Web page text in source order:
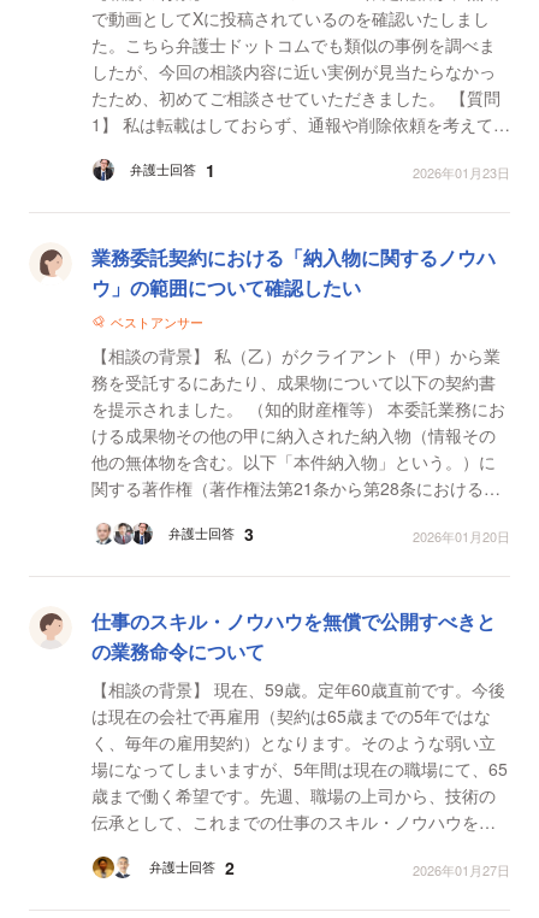
で動画としてXに投稿されているのを確認いたしまし
た。こちら弁護士ドットコムでも類似の事例を調べま
したが、今回の相談内容に近い実例が見当たらなかっ
たため、初めてご相談させていただきました。 【質問
1】 私は転載はしておらず、通報や削除依頼を考えてい
りま...弁護士回答 1 2026年01月23日
業務委託契約における「納入物に関するノウハ
ウ」の範囲について確認したい
ベストアンサー
【相談の背景】 私（乙）がクライアント（甲）から業
務を受託するにあたり、成果物について以下の契約書
を提示されました。 （知的財産権等） 本委託業務にお
ける成果物その他の甲に納入された納入物（情報その
他の無体物を含む。以下「本件納入物」という。）に
関する著作権（著作権法第21条から第28条における各
権、...
弁護士回答 3 2026年01月20日
仕事のスキル・ノウハウを無償で公開すべきと
の業務命令について
【相談の背景】 現在、59歳。定年60歳直前です。今後
は現在の会社で再雇用（契約は65歳までの5年ではな
く、毎年の雇用契約）となります。そのような弱い立
場になってしまいますが、5年間は現在の職場にて、65
歳まで働く希望です。先週、職場の上司から、技術の
伝承として、これまでの仕事のスキル・ノウハウを職
あげて、...弁護士回答 2 2026年01月27日